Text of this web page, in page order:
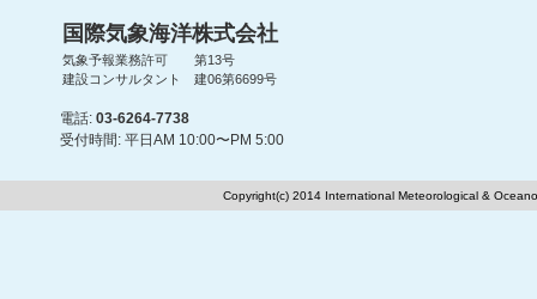
国際気象海洋株式会社
気象予報業務許可 第13号
建設コンサルタント 建06第6699号
電話: 03-6264-7738
受付時間: 平日AM 10:00〜PM 5:00
Copyright(c) 2014 International Meteorological &